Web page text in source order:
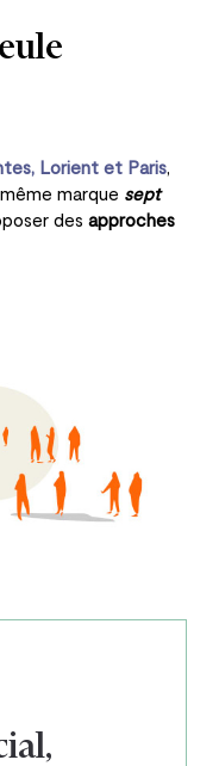
Lorient et Paris,
marque sept
desapproches